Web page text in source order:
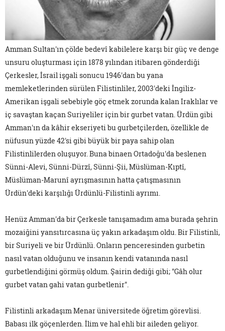
Amman Sultan'ın çölde bedevî kabilelere karşı bir güç ve denge
unsuru oluşturması için 1878 yılından itibaren gönderdiği
Çerkesler, İsrail işgali sonucu 1946'dan bu yana
memleketlerinden sürülen Filistinliler, 2003'deki İngiliz-
Amerikan işgali sebebiyle göç etmek zorunda kalan Iraklılar ve
iç savaştan kaçan Suriyeliler için bir gurbet vatan. Ürdün gibi
Amman'ın da kâhir ekseriyeti bu gurbetçilerden, özellikle de
nüfusun yüzde 42'si gibi büyük bir paya sahip olan
Filistinlilerden oluşuyor. Buna binaen Ortadoğu'da beslenen
Sünni-Alevi, Sünni-Dürzî, Sünni-Şii, Müslüman-Kıptî,
Müslüman-Marunî ayrışmasının hatta çatışmasının
Ürdün'deki karşılığı Ürdünlü-Filistinli ayrımı.
Henüz Amman'da bir Çerkesle tanışamadım ama burada şehrin
mozaiğini yansıtırcasına üç yakın arkadaşım oldu. Bir Filistinli,
bir Suriyeli ve bir Ürdünlü. Onların penceresinden gurbetin
nasıl vatan olduğunu ve insanın kendi vatanında nasıl
gurbetlendiğini görmüş oldum. Şairin dediği gibi; "Gâh olur
gurbet vatan gahi vatan gurbetlenir".
Filistinli arkadaşım Menar üniversitede öğretim görevlisi.
Babası ilk göçenlerden. İlim ve hal ehli bir aileden geliyor.